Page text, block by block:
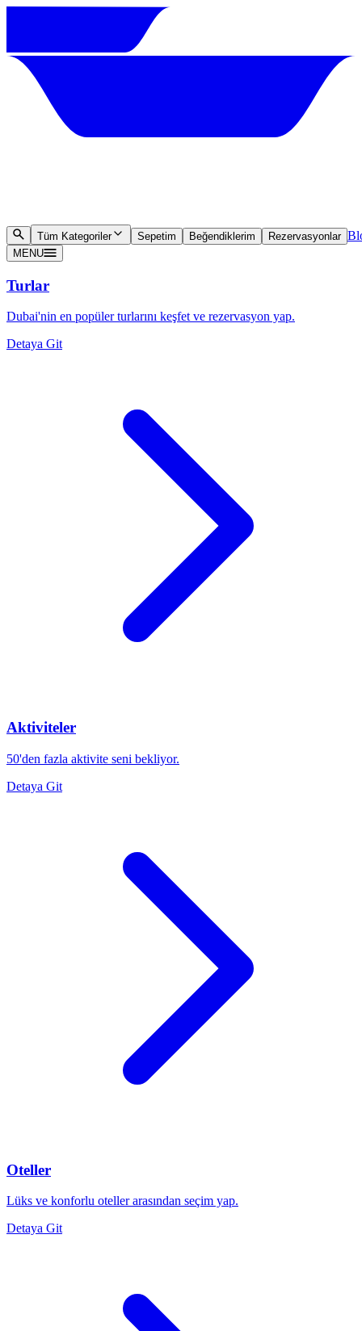
Tüm Kategoriler Sepetim Beğendiklerim Rezervasyonlar
MENU
Turlar
Dubai'nin en popüler turlarını keşfet ve rezervasyon yap.
Detaya Git
Aktiviteler
50'den fazla aktivite seni bekliyor.
Detaya Git
Oteller
Lüks ve konforlu oteller arasından seçim yap.
Detaya Git